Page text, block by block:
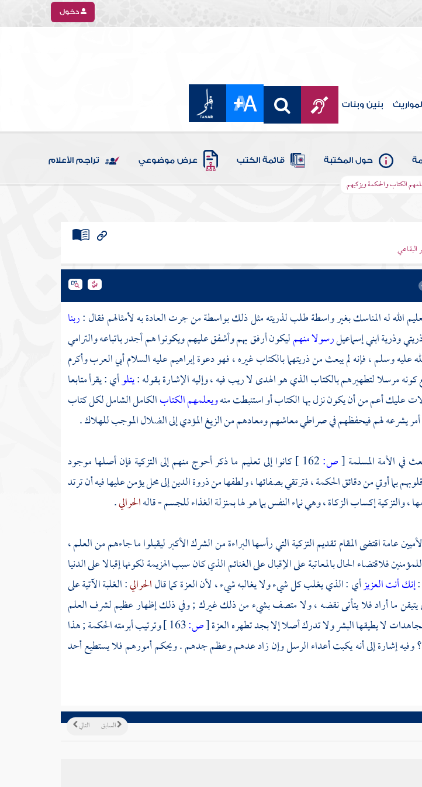
دخول
بنين وبنات
حول المكتبة قائمة الكتب عرض موضوعي تراجم الأعلام
الكتاب والحكمة ويزكيهم
البقاعي
الله له المناسك بغير واسطة طلب لذريته مثل ذلك بواسطة من جرت العادة به لأمثالهم فقال :ربنا
وذرية ابنيإسماعيلرسولا منهمليكون أرفق بهم وأشفق عليهم ويكونوا هم أجدر باتباعه والترامي
عليه وسلم ، فإنه لم يبعث من ذريتهما بالكتاب غيره ، فهو دعوةإبراهيمعليه السلام أبي العرب وأكرم
مرسلا لتطهيرهم بالكتاب الذي هو الهدى لا ريب فيه ، وإليه الإشارة بقوله :يتلوأي : يقرأ متابعا
عليك أعم من أن يكون نزل بها الكتاب أو استنبطت منهويعلمهم الكتابالكامل الشامل لكل كتاب
يشرعه لهم فيحفظهم في صراطي معاشهم ومعادهم من الزيغ المؤدي إلى الضلال الموجب للهلاك .
في الأمة المسلمة[ص:
كانوا إلى تعليم ما ذكر أحوج منهم إلى التزكية فإن أصلها موجود
بما أوتي من دقائق الحكمة ، فترتقي بصفائها ، ولطفها من ذروة الدين إلى محل يؤمن عليها فيه أن ترتد
، والتزكية إكساب الزكاة ، وهي نماء النفس بما هو لها بمنزلة الغذاء للجسم - قالهالحرالي.
عامة اقتضى المقام تقديم التزكية التي رأسها البراءة من الشرك الأكبر ليقبلوا ما جاءهم من العلم ،
فلاقتضاء الحال بالمعاتبة على الإقبال على الغنائم الذي كان سبب الهزيمة لكونها إقبالا على الدنيا
:إنك أنت العزيزأي : الذي يغلب كل شيء ولا يغالبه شيء ، لأن العزة كما قالالحرالي: الغلبة الآتية على
ما أراد فلا يتأتى نقضه ، ولا متصف بشيء من ذلك غيرك ; وفي ذلك إظهار عظيم لشرف العلم
لا يطيقها البشر ولا تدرك أصلا إلا بجد تطهره العزة[ص:
وترتيب أبرمته الحكمة ; هذا
وفيه إشارة إلى أنه يكبت أعداء الرسل وإن زاد عدهم وعظم جدهم . ويحكم أمورهم فلا يستطيع أحد
التالي السابق